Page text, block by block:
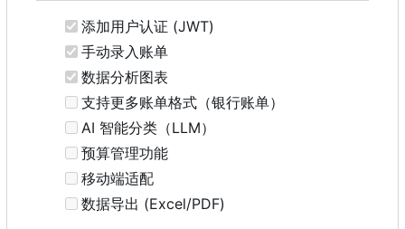
添加用户认证 (JWT)
手动录入账单
数据分析图表
支持更多账单格式（银行账单）
AI 智能分类（LLM）
预算管理功能
移动端适配
数据导出 (Excel/PDF)